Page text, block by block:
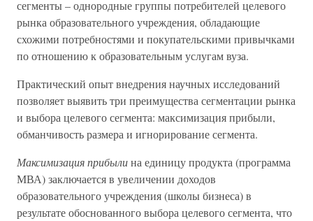
сегменты – однородные группы потребителей целевого
рынка образовательного учреждения, обладающие
схожими потребностями и покупательскими привычками
по отношению к образовательным услугам вуза.
Практический опыт внедрения научных исследований
позволяет выявить три преимущества сегментации рынка
и выбора целевого сегмента: максимизация прибыли,
обманчивость размера и игнорирование сегмента.
Максимизация прибылина единицу продукта (программа
МВА) заключается в увеличении доходов
образовательного учреждения (школы бизнеса) в
результате обоснованного выбора целевого сегмента, что